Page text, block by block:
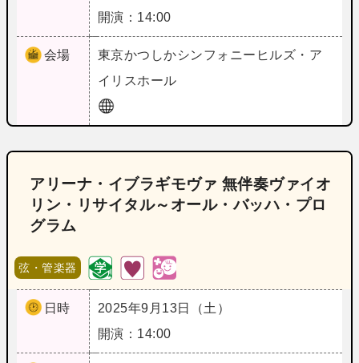
開演：14:00
会場 東京かつしかシンフォニーヒルズ・ア
イリスホール
アリーナ・イブラギモヴァ 無伴奏ヴァイオ
リン・リサイタル～オール・バッハ・プロ
グラム
弦・管楽器
日時
2025年9月13日（土）
開演：14:00